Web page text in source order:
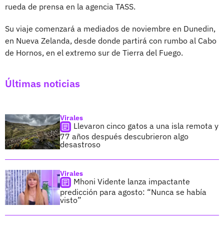
rueda de prensa en la agencia TASS.
Su viaje comenzará a mediados de noviembre en Dunedin,
en Nueva Zelanda, desde donde partirá con rumbo al Cabo
de Hornos, en el extremo sur de Tierra del Fuego.
Últimas noticias
Virales
Llevaron cinco gatos a una isla remota y
77 años después descubrieron algo
desastroso
Virales
Mhoni Vidente lanza impactante
predicción para agosto: “Nunca se había
visto”